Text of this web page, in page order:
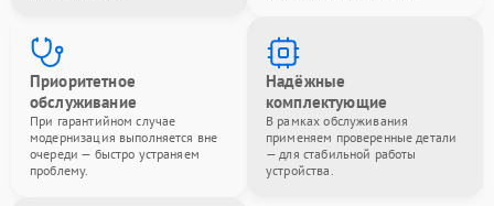
Приоритетное
обслуживание
При гарантийном случае
модернизация выполняется вне
очереди — быстро устраняем
проблему.
Надёжные
комплектующие
В рамках обслуживания
применяем проверенные детали
— для стабильной работы
устройства.